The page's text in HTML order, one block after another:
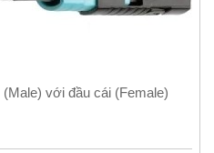
với đầu cái (Female)